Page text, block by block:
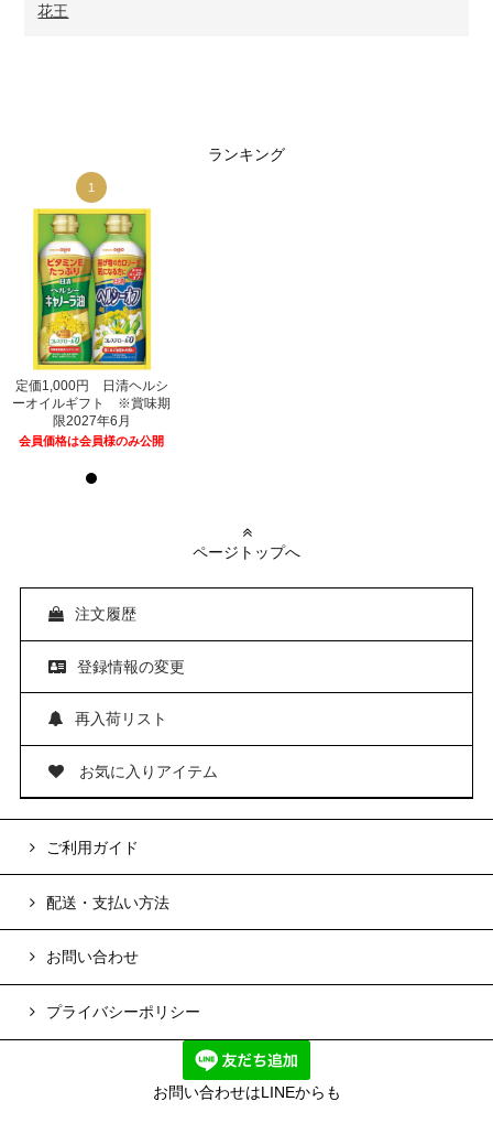
花王
ランキング
1
定価1,000円 日清ヘルシ
ーオイルギフト ※賞味期
限2027年6月
会員価格は会員様のみ公開
ページトップへ
注文履歴
登録情報の変更
再入荷リスト
お気に入りアイテム
ご利用ガイド
配送・支払い方法
お問い合わせ
プライバシーポリシー
お問い合わせはLINEからも